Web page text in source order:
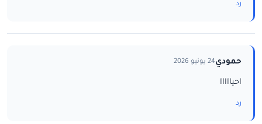
رد
حمودي24 يونيو 2026
احيااااا
رد